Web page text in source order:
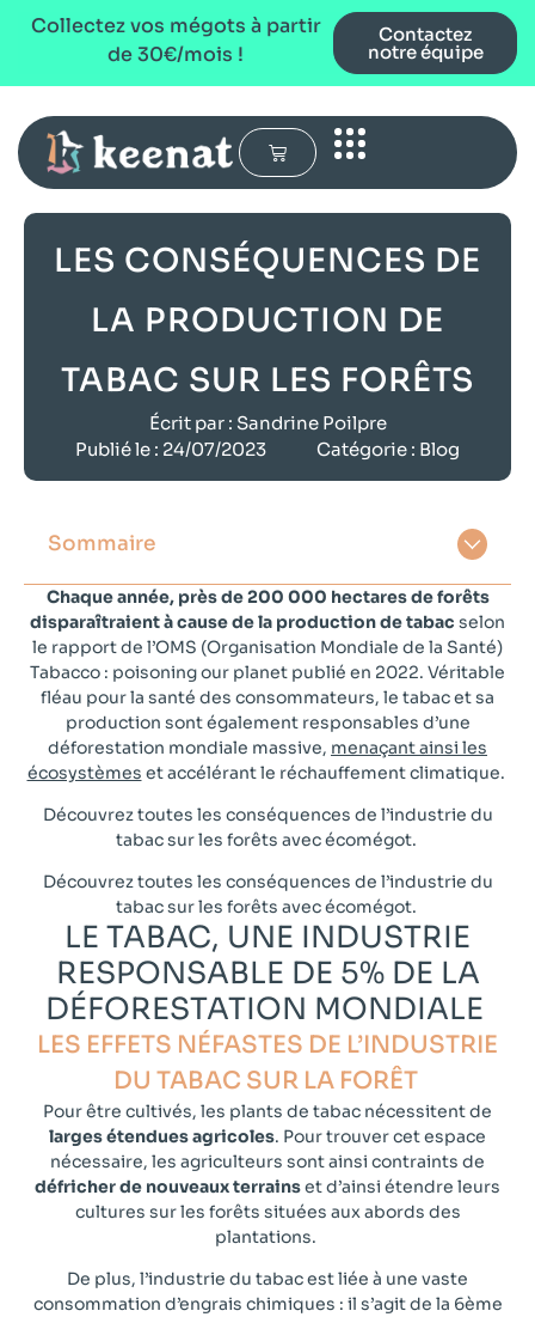
Collectez vos mégots à partir
de 30€/mois !
Contactez
notre équipe
LES CONSÉQUENCES DE
LA PRODUCTION DE
TABAC SUR LES FORÊTS
Écrit par : Sandrine Poilpre
Publié le : 24/07/2023 Catégorie : Blog
Sommaire
Chaque année, près de200 000 hectares de forêts
disparaîtraient à cause de la production de tabac selon
le rapport de l’OMS (Organisation Mondiale de la Santé)
Tabacco : poisoning our planet publié en 2022. Véritable
fléau pour la santé des consommateurs, le tabac et sa
production sont également responsables d’une
déforestation mondiale massive, menaçant ainsi les
écosystèmes et accélérant le réchauffement climatique.
Découvrez toutes les conséquences de l’industrie du
tabac sur les forêts avecécomégot.
Découvrez toutes les conséquences de l’industrie du
tabac sur les forêts avec écomégot.
LE TABAC, UNE INDUSTRIE
RESPONSABLE DE 5% DE LA
DÉFORESTATION MONDIALE ​
LES EFFETS NÉFASTES DE L’INDUSTRIE
DU TABAC SUR LA FORÊT ​
Pour être cultivés, les plants de tabac nécessitent de
larges étendues agricoles. Pour trouver cet espace
nécessaire, les agriculteurs sont ainsi contraints de
défricher de nouveaux terrainset d’ainsi étendre leurs
cultures sur les forêts situées aux abords des
plantations.
De plus, l’industrie du tabac est liée à une vaste
consommation d’engrais chimiques : il s’agit de la 6ème